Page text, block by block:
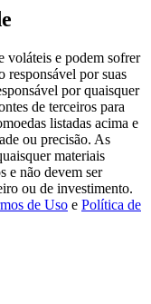
Bonus
voláteis e podem sofrer
responsável por suas
por quaisquer
de terceiros para
listadas acima e
ou precisão. As
materiais
e não devem ser
ou de investimento.
de Uso e Política de